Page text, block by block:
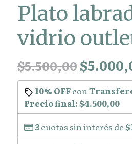
Plato
vidrio
$5.500,00
10% OFFcon
Precio final:$4.500,00
3cuotas sin interés de